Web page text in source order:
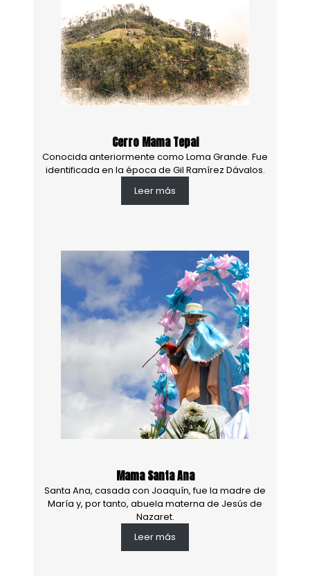
Cerro Mama Tepal
Conocida anteriormente como Loma Grande. Fue
identificada en la época de Gil Ramírez Dávalos.
Leer más
Mama Santa Ana
Santa Ana, casada con Joaquín, fue la madre de
María y, por tanto, abuela materna de Jesús de
Nazaret.
Leer más